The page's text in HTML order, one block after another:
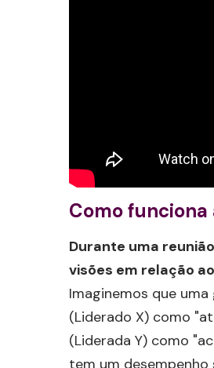
Como
Durante uma
visões em relação
Imaginemos que
(Liderado X) como
(Liderada Y) como
tem um desempenho